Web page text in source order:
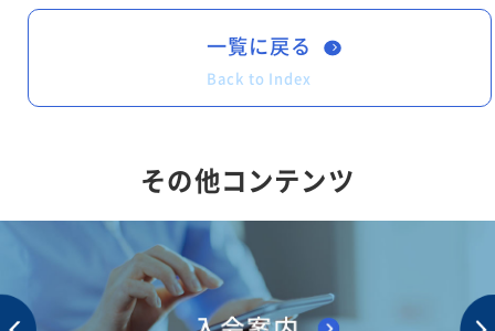
３．特別事情聴取等の実施を通じた下請法の厳
格な運用（中小企業庁独自事業）
４．普及・啓発
セミナーの開催（中小企業庁独自事業）
（２）下請取引改善講習会の開催（中小企
業庁独自事業）
（３）下請取引適正化推進講習会の開催
一覧に戻る
Back to Index
その他コンテンツ